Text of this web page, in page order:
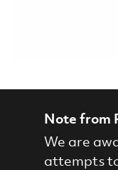
Note from
We are
attempts